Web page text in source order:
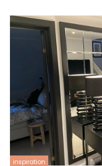
inspiration